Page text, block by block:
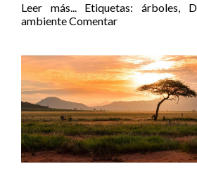
Leer más...
Etiquetas:árboles,
ambienteComentar